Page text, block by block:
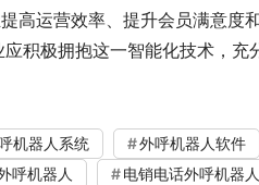
高运营效率、提升会员满意度
积极拥抱这一智能化技术，充
机器人系统
外呼机器人软件
呼机器人
电销电话外呼机器人